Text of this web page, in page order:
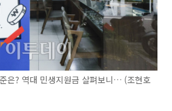
은? 역대 민생지원금 살펴보니… (조현호